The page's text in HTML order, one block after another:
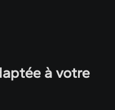
à votre